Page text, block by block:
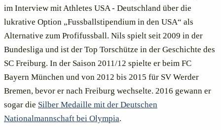
im Interview mit Athletes USA - Deutschland über die
lukrative Option „Fussballstipendium in den USA“ als
Alternative zum Profifussball. Nils spielt seit 2009 in der
Bundesliga und ist der Top Torschütze in der Geschichte des
SC Freiburg. In der Saison 2011/12 spielte er beim FC
Bayern München und von 2012 bis 2015 für SV Werder
Bremen, bevor er nach Freiburg wechselte. 2016 gewann er
sogar die Silber Medaille mit der Deutschen
Nationalmannschaft bei Olympia.